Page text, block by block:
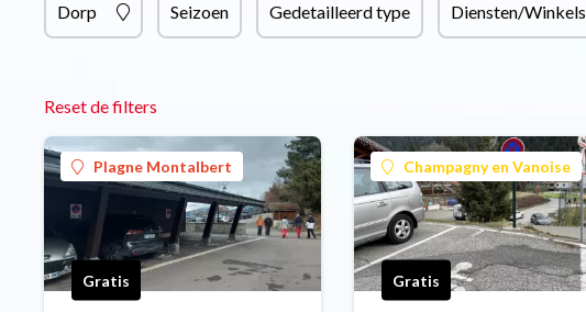
Dorp Seizoen Gedetailleerd type Diensten/Winkels
Reset de filters
Plagne Montalbert
Gratis
Champagny en Vanoise
Gratis